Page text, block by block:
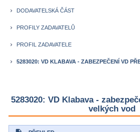
keyboard_arrow_right DODAVATELSKÁ ČÁST
keyboard_arrow_right PROFILY ZADAVATELŮ
keyboard_arrow_right PROFIL ZADAVATELE
keyboard_arrow_right 5283020: VD KLABAVA - ZABEZPEČENÍ VD
5283020: VD Klabava -
velkých vod